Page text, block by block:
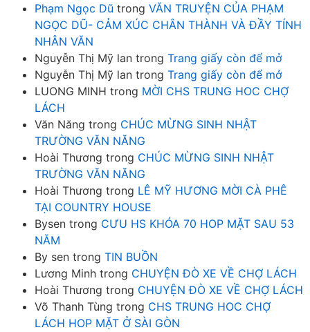
Phạm Ngọc Dũ trong VĂN TRUYỆN CỦA PHẠM
NGỌC DŨ- CẢM XÚC CHÂN THÀNH VÀ ĐẦY TÍNH
NHÂN VĂN
Nguyễn Thị Mỹ lan trong Trang giấy còn để mở
Nguyễn Thị Mỹ lan trong Trang giấy còn để mở
LUONG MINH trong MỜI CHS TRUNG HOC CHỢ
LÁCH
Văn Năng trong CHÚC MỪNG SINH NHẬT
TRƯỜNG VĂN NĂNG
Hoài Thương trong CHÚC MỪNG SINH NHẬT
TRƯỜNG VĂN NĂNG
Hoài Thương trong LÊ MỸ HƯƠNG MỜI CÀ PHÊ
TẠI COUNTRY HOUSE
Bysen trong CƯU HS KHÓA 70 HOP MẶT SAU 53
NĂM
By sen trong TIN BUỒN
Lương Minh trong CHUYỆN ĐÒ XE VỀ CHỢ LÁCH
Hoài Thương trong CHUYỆN ĐÒ XE VỀ CHỢ LÁCH
Võ Thanh Tùng trong CHS TRUNG HOC CHỢ
LÁCH HOP MẶT Ở SÀI GÒN